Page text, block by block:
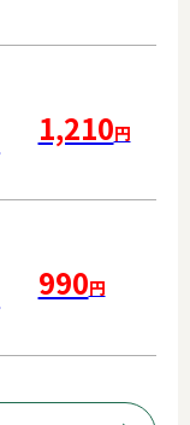
1,210円
990円